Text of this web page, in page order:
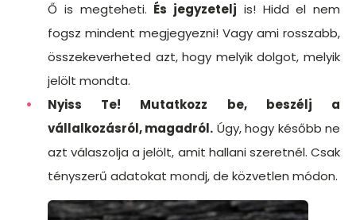
Ő is megteheti. És jegyzetelj is! Hidd el nem
fogsz mindent megjegyezni! Vagy ami rosszabb,
összekeverheted azt, hogy melyik dolgot, melyik
jelölt mondta.
Nyiss Te! Mutatkozz be, beszélj a
vállalkozásról, magadról. Úgy, hogy később ne
azt válaszolja a jelölt, amit hallani szeretnél. Csak
tényszerű adatokat mondj, de közvetlen módon.